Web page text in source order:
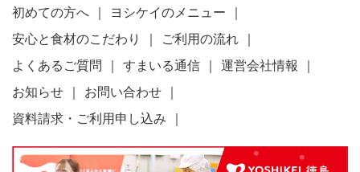
初めての方へ
ヨシケイのメニュー
安心と食材のこだわり
ご利用の流れ
よくあるご質問
すまいる通信
運営会社情報
お知らせ
お問い合わせ
資料請求・ご利用申し込み